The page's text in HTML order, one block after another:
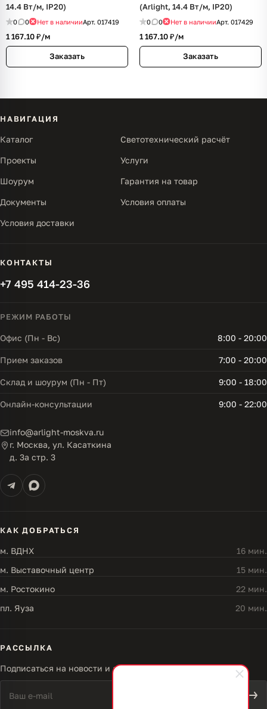
14.4 Вт/м, IP20)
0 0 Нет в наличииАрт. 017419
1 167.10 ₽/м
Заказать
(Arlight, 14.4 Вт/м, IP20)
0 0 Нет в наличииАрт. 017429
1 167.10 ₽/м
Заказать
НАВИГАЦИЯ
Каталог Светотехнический расчёт
Проекты Услуги
Шоурум Гарантия на товар
Документы Условия оплаты
Условия доставки
КОНТАКТЫ
+7 495 414-23-36
РЕЖИМ РАБОТЫ
Офис (Пн - Вс) 8:00 - 20:00
Прием заказов 7:00 - 20:00
Склад и шоурум (Пн - Пт) 9:00 - 18:00
Онлайн-консультации 9:00 - 22:00
info@arlight-moskva.ru
г. Москва, ул. Касаткина
д. 3а стр. 3
КАК ДОБРАТЬСЯ
м. ВДНХ
16 мин.
м. Выставочный центр
15 мин.
м. Ростокино
22 мин.
пл. Яуза
20 мин.
РАССЫЛКА
Подписаться на новости и акции